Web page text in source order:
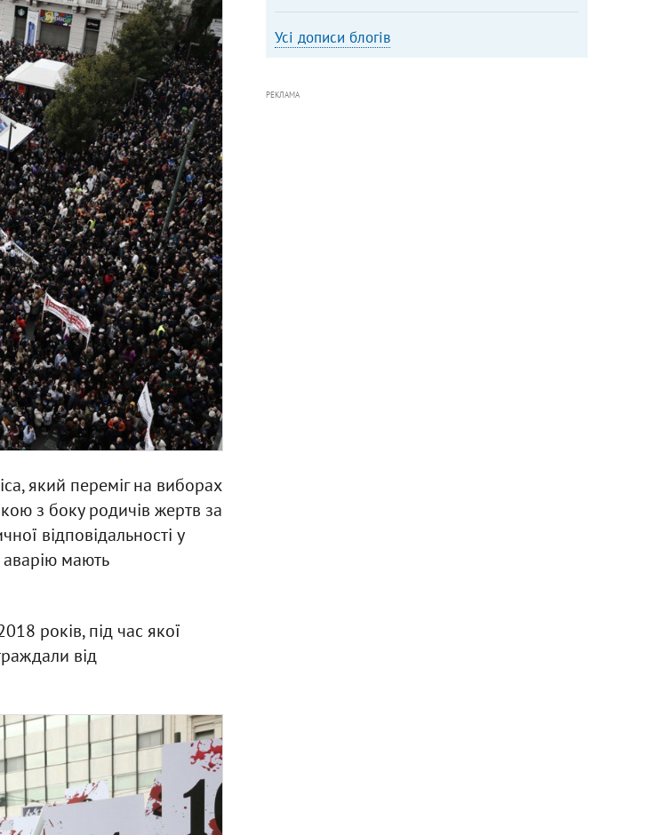
який переміг на виборах
з боку родичів жертв за
відповідальності у
аварію мають
років, під час якої
від
Усі дописи блогів
РЕКЛАМА